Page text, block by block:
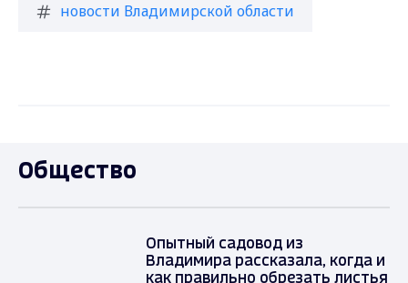
новости Владимирской области
Общество
Опытный садовод из
Владимира рассказала, когда и
как правильно обрезать листья